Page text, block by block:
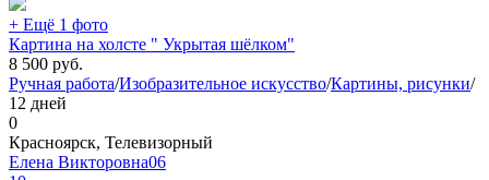
+ Ещё 1 фото
Картина на холсте " Укрытая шёлком"
8 500 руб.
Ручная работа/Изобразительное искусство/Картины, рисунки/
12 дней
0
Красноярск, Телевизорный
Елена Викторовна06